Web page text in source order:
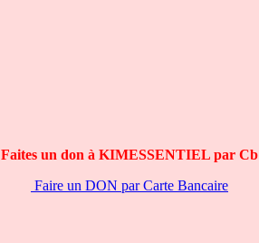
Faites un don à KIMESSENTIEL par Cb
Faire un DON par Carte Bancaire